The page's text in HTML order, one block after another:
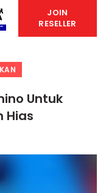
JOIN
RESELLER
Untuk
Hias